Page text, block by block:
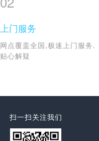
上门服务
网点覆盖全国,极速上门服务.
贴心解疑
扫一扫关注我们